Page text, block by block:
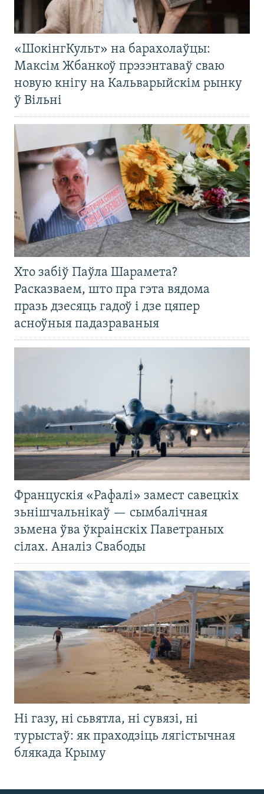
«ШокінгКульт» на барахолаўцы:
Максім Жбанкоў прэзэнтаваў сваю
новую кнігу на Кальварыйскім рынку
ў Вільні
Хто забіў Паўла Шарамета?
Расказваем, што пра гэта вядома
празь дзесяць гадоў і дзе цяпер
асноўныя падазраваныя
Францускія «Рафалі» замест савецкіх
зьнішчальнікаў — сымбалічная
зьмена ўва ўкраінскіх Паветраных
сілах. Аналіз Свабоды
Ні газу, ні сьвятла, ні сувязі, ні
турыстаў: як праходзіць лягістычная
блякада Крыму